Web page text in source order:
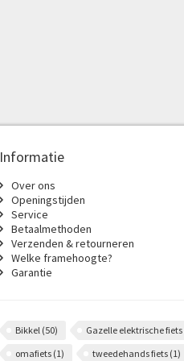
Informatie
Over ons
Openingstijden
Service
Betaalmethoden
Verzenden & retourneren
Welke framehoogte?
Garantie
Bikkel (50) Gazelle elektrische fiets
omafiets (1) tweedehands fiets (1)